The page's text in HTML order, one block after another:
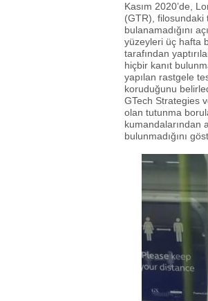
Kasım 2020’de,
(GTR), filosundaki
bulanamadığını
yüzeyleri üç hafta
tarafından
hiçbir kanıt
yapılan rastgele
koruduğunu
GTech Strategies
olan tutunma
kumandalarından
bulunmadığını